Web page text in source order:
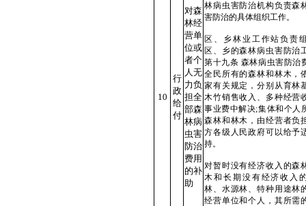
10
行
政
给
付
对森
林经
营单
位或
者个
人无
力负
担全
部森
林病
虫害
防治
费用
的补
助
林病虫害防治机构负责森
害防治的具体组织工作。
区、乡林业工作站负责
区、乡的森林病虫害防治
第十九条 森林病虫害防治
全民所有的森林和林木，
家有关规定，分别从育林
木竹销售收入、多种经营
事业费中解决;集体和个人
森林和林木，由经营者负
方各级人民政府可以给予
持。
对暂时没有经济收入的森
木和长期没有经济收入
林、水源林、特种用途林
经营单位和个人，其所需